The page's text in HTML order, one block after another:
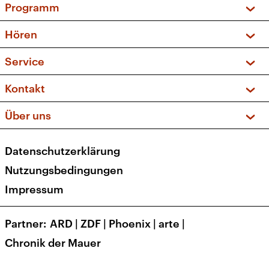
Programm
Sendungen und Podcasts
Musikliste
Kakadu – Das Kinderprogramm
Hören
Frequenzen (UKW + DAB+)
Service
FAQ
Apps
Newsletter
Veranstaltungen
Kontakt
Social Media
Über uns
Presse
Karriere
Transparenz
Datenschutzerklärung
Nutzungsbedingungen
Impressum
Partner ARD | ZDF | Phoenix | arte |
Chronik der Mauer